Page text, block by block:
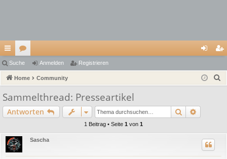
ch
ne
llz
ug
or
en m ist
Suche Anmelden Registrieren
Home Community
Sammelthread: Presseartikel
Antworten Suche
1 Beitrag • Seite 1 von 1
Sascha